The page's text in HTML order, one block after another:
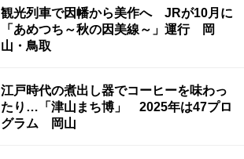
観光列車で因幡から美作へ JRが10月に
「あめつち～秋の因美線～」運行 岡
山・鳥取
江戸時代の煮出し器でコーヒーを味わっ
たり…「津山まち博」 2025年は47プロ
グラム 岡山